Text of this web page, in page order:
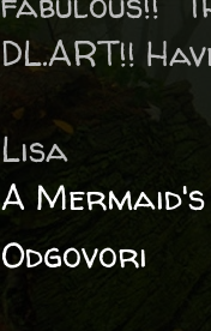
DL.ART!!
Lisa
A
Odgovori